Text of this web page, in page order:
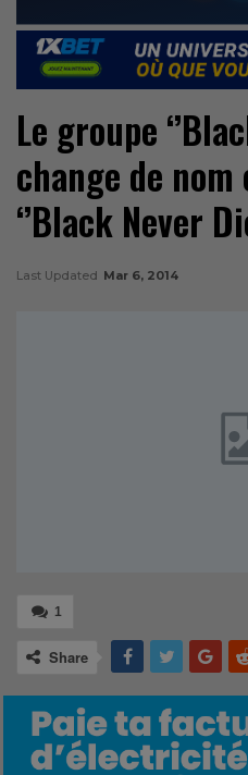
Le groupe
change de
‘’Black Never
Last Updated Mar 6, 2014
1
Share